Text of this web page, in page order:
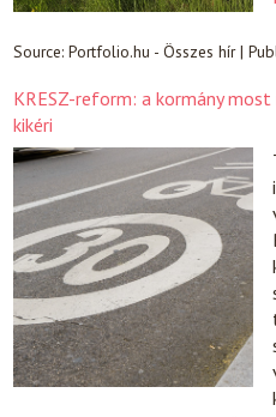
Source:Portfolio.hu - Összes hír|
KRESZ-reform: a kormány
kikéri